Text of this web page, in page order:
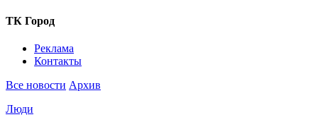
ТК Город
Реклама
Контакты
Все новости Архив
Люди